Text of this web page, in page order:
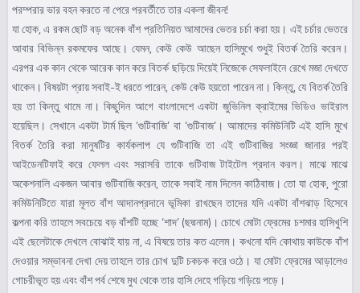
পরম্পরার ভার বহন করতে না পেরে পরবর্তীতে তার একলা জীবন!
যা হোক, এ রকম ছোট বড় অনেক বাঁশ প্রতিনিয়ত আমাদের ভেতর চর্চা করা হয়। এই চর্চার ভেতরে
আবার বিভিন্ন রকমফের আছে। যেমন, কেউ কেউ আছেন হাসিমুখে শুধুই বিতর্ক তৈরি করেন।
এরপর এক কান থেকে আরেক কান করে বিতর্ক ছড়িয়ে দিয়েই নিজেকে সেফলাইনে রেখে মজা দেখতে
থাকেন। বিষয়টা প্রায় সবাই-ই ধরতে পারেন, কেউ কেউ হয়তো পারেন না। কিন্তু, যে বিতর্ক তৈরি
হয় তা কিন্তু থামে না। কিছুদিন আগে বাংলাদেশে একটা জুভিনিল ক্রাইমের ভিডিও ভাইরাল
হয়েছিল। সেখানে একটা টার্ম ছিল ‘গুটিবাজি’ বা ‘গুটিবাজ’। আমাদের কমিউনিটি এই হাসি মুখে
বিতর্ক তৈরি করা মানুষটির কার্যকলাপ যে গুটিবাজি তা এই গুটিবাজির সংজ্ঞা জানার পরই
আইডেনটিফাই করে ফেলল এবং সরাসরি তাকে গুটিবাজ টাইটেল প্রদান করল। মাঝে মাঝে
অকেশনালি একজন আবার গুটিবাজি করেন, তাকে সবাই নাম দিলেন কাঠিবাজ। তো যা হোক, পুরো
কমিউনিটিতে যারা মূলত বাঁশ আদানপ্রদানে ভূমিকা রাখছেন তাদের যদি একটা বাঁশঝাড় হিসেবে
কল্পনা করি তাহলে সবচেয়ে বড় বাঁশটি হচ্ছে ‘শাদ’ (ছদ্মনাম)। চোখে মোটা ফ্রেমের চশমার হাসিখুশি
এই ছেলেটাকে দেখলে বোঝাই যায় না, এ বিষয়ে তার কত এলেম। কখনো যদি কোথায় কাউকে বাঁশ
দেওয়ার সম্ভাবনা দেখা দেয় তাহলে তার চোখ দুটি চকচক করে ওঠে। যা মোটা ফ্রেমের আড়ালেও
গোচরীভূত হয় এবং বাঁশ পর্ব শেষে মুখ থেকে তার হাসি দেহে গড়িয়ে গড়িয়ে পড়ে।